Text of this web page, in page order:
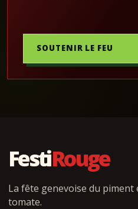
SOUTENIR LE FEU
FestiRouge
La fête genevoise du piment
tomate.